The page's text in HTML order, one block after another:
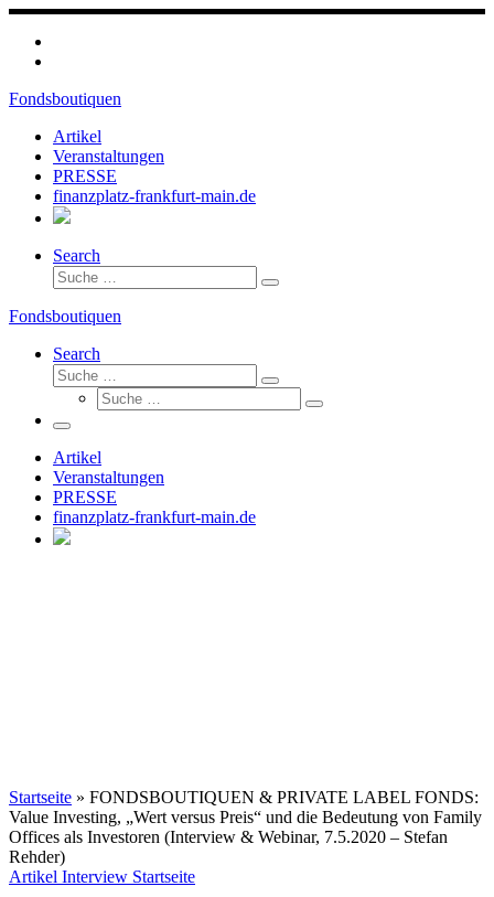
Zum
Inhalt
springen
Fondsboutiquen
Artikel
Veranstaltungen
PRESSE
finanzplatz-frankfurt-main.de
Search
Suche
Suche
Fondsboutiquen
Search
Suche
Suche
Suche
Suche
Menü
Artikel
Veranstaltungen
PRESSE
finanzplatz-frankfurt-main.de
Startseite » FONDSBOUTIQUEN & PRIVATE LABEL FONDS:
Value Investing, „Wert versus Preis“ und die Bedeutung von Family
Offices als Investoren (Interview & Webinar, 7.5.2020 – Stefan
Rehder)
Artikel Interview Startseite